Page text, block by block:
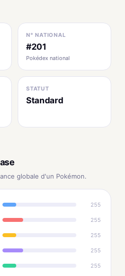
N° NATIONAL
#201
Pokédex national
STATUT
Standard
globale d'un Pokémon.
255
255
255
255
255